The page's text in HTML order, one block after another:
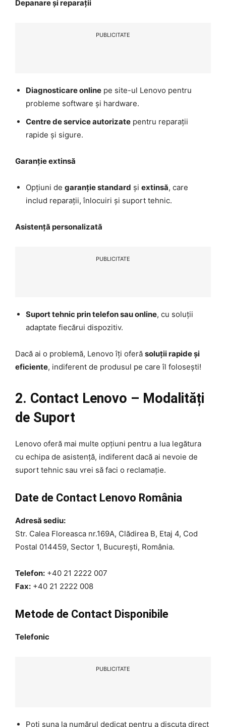
Depanare și reparații
PUBLICITATE
Diagnosticare online pe site-ul Lenovo pentru
probleme software și hardware.
Centre de service autorizate pentru reparații
rapide și sigure.
Garanție extinsă
Opțiuni de garanție standard și extinsă, care
includ reparații, înlocuiri și suport tehnic.
Asistență personalizată
PUBLICITATE
Suport tehnic prin telefon sau online, cu soluții
adaptate fiecărui dispozitiv.
Dacă ai o problemă, Lenovo îți oferă soluții rapide și
eficiente, indiferent de produsul pe care îl folosești!
2. Contact Lenovo – Modalități
de Suport
Lenovo oferă mai multe opțiuni pentru a lua legătura
cu echipa de asistență, indiferent dacă ai nevoie de
suport tehnic sau vrei să faci o reclamație.
Date de Contact Lenovo România
Adresă sediu:
Str. Calea Floreasca nr.169A, Clădirea B, Etaj 4, Cod
Postal 014459, Sector 1, București, România.
Telefon: +40 21 2222 007
Fax: +40 21 2222 008
Metode de Contact Disponibile
Telefonic
PUBLICITATE
Poți suna la numărul dedicat pentru a discuta direct